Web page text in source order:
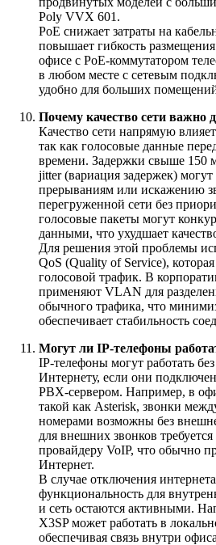
Poly VVX 601.
PoE снижает затраты на
повышает гибкость
офисе с PoE-коммутатором
в любом месте с сетевым
удобно для больших
Почему качество сети важно
Качество сети напрямую
так как голосовые данные
времени. Задержки свыше 150
jitter (вариация задержек)
прерываниям или искажению
перегруженной сети без
голосовые пакеты могут
данными, что ухудшает
Для решения этой проблемы
QoS (Quality of Service),
голосовой трафик. В
применяют VLAN для
обычного трафика, что
обеспечивает стабильность
Могут ли IP-телефоны
IP-телефоны могут работать
Интернету, если они
PBX-сервером. Например, в
такой как Asterisk, звонки
номерами возможны без
для внешних звонков
провайдеру VoIP, что обычно
Интернет.
В случае отключения
функциональность для
и сеть остаются активными.
X3SP может работать в
обеспечивая связь внутри